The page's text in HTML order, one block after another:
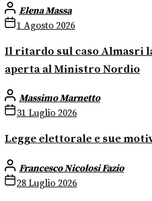
Elena Massa
1 Agosto 2026
Il ritardo sul caso Almasri
aperta al Ministro Nordio
Massimo Marnetto
31 Luglio 2026
Legge elettorale e sue
Francesco Nicolosi Fazio
28 Luglio 2026